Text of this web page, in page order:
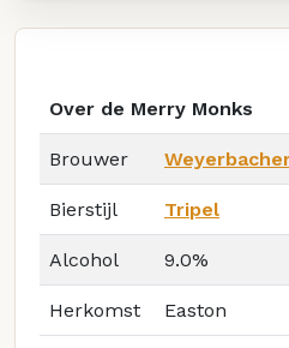
Over de Merry Monks
Brouwer
Bierstijl Tripel
Alcohol 9.0%
Herkomst Easton